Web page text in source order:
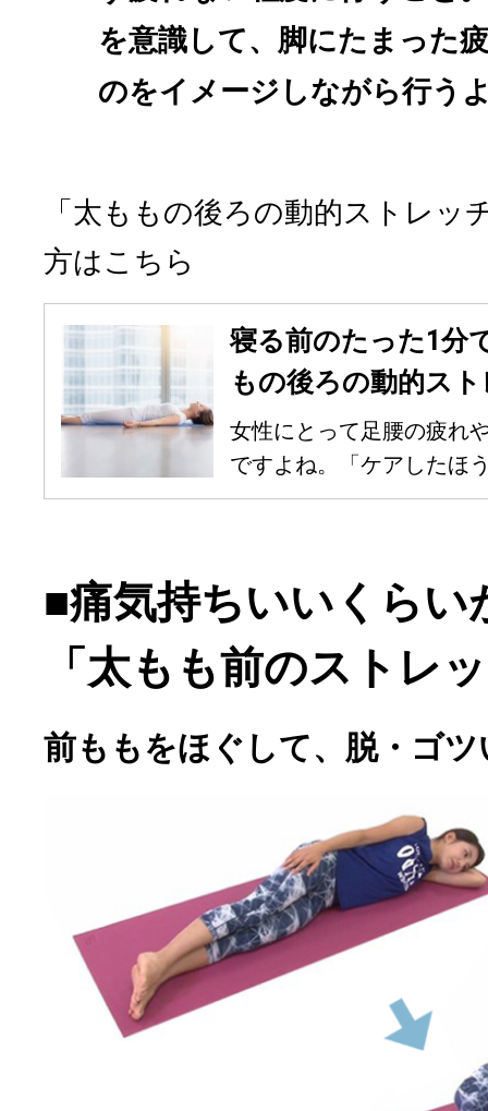
を意識して、脚にたまった
のをイメージしながら行う
「太ももの後ろの動的ストレッ
方はこちら
寝る前のたった1分
もの後ろの動的ス
女性にとって足腰の疲れ
ですよね。「ケアしたほ
■痛気持ちいいくらい
「太もも前のストレ
前ももをほぐして、脱・ゴツ